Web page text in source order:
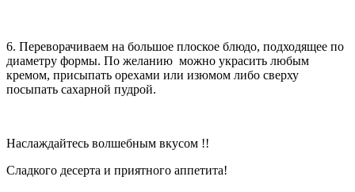
6. Переворачиваем на большое плоское блюдо, подходящее по
диаметру формы. По желанию можно украсить любым
кремом, присыпать орехами или изюмом либо сверху
посыпать сахарной пудрой.
Наслаждайтесь волшебным вкусом !!
Сладкого десерта и приятного аппетита!